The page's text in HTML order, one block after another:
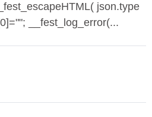
json.type
__fest_log_error(...